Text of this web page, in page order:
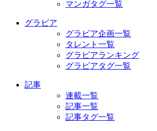
マンガタグ一覧
グラビア
グラビア企画一覧
タレント一覧
グラビアランキング
グラビアタグ一覧
記事
連載一覧
記事一覧
記事タグ一覧